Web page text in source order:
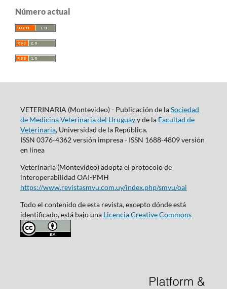
Número actual
VETERINARIA (Montevideo) - Publicación de laSociedad
de Medicina Veterinaria del Uruguayy de la Facultad de
Veterinaria, Universidad de la República.
ISSN 0376-4362 versión impresa - ISSN 1688-4809 versión
en línea
Veterinaria (Montevideo) adopta el protocolo de
interoperabilidad OAI-PMH
https://www.revistasmvu.com.uy/index.php/smvu/oai
Todo el contenido de esta revista, excepto dónde está
identificado, está bajo una Licencia Creative Commons